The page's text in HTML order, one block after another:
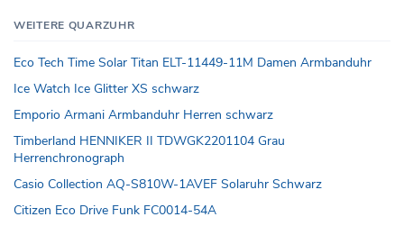
WEITERE QUARZUHR
Eco Tech Time Solar Titan ELT-11449-11M Damen Armbanduhr
Ice Watch Ice Glitter XS schwarz
Emporio Armani Armbanduhr Herren schwarz
Timberland HENNIKER II TDWGK2201104 Grau
Herrenchronograph
Casio Collection AQ-S810W-1AVEF Solaruhr Schwarz
Citizen Eco Drive Funk FC0014-54A